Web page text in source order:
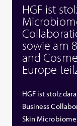
HGF ist
sowie am
and
Europe
HGF ist stolz
Business
Skin